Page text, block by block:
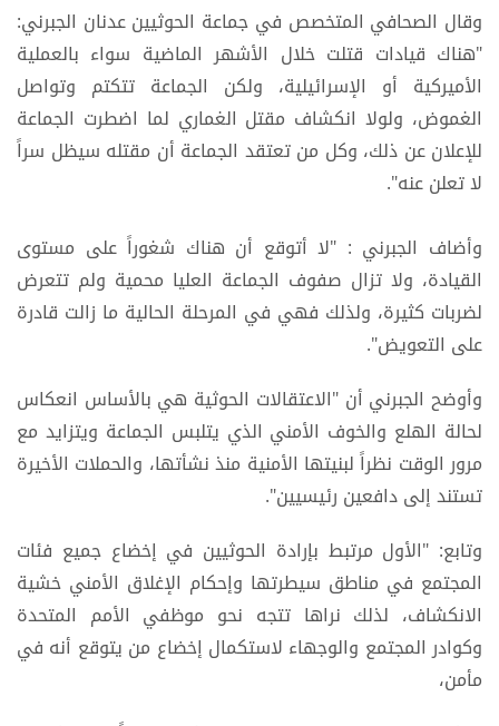
وقال الصحافي المتخصص في جماعة الحوثيين عدنان الجبرني:
"هناك قيادات قتلت خلال الأشهر الماضية سواء بالعملية
الأميركية أو الإسرائيلية، ولكن الجماعة تتكتم وتواصل
الغموض، ولولا انكشاف مقتل الغماري لما اضطرت الجماعة
للإعلان عن ذلك، وكل من تعتقد الجماعة أن مقتله سيظل سراً
لا تعلن عنه".
وأضاف الجبرني : "لا أتوقع أن هناك شغوراً على مستوى
القيادة، ولا تزال صفوف الجماعة العليا محمية ولم تتعرض
لضربات كثيرة، ولذلك فهي في المرحلة الحالية ما زالت قادرة
على التعويض".
وأوضح الجبرني أن "الاعتقالات الحوثية هي بالأساس انعكاس
لحالة الهلع والخوف الأمني الذي يتلبس الجماعة ويتزايد مع
مرور الوقت نظراً لبنيتها الأمنية منذ نشأتها، والحملات الأخيرة
تستند إلى دافعين رئيسيين".
وتابع: "الأول مرتبط بإرادة الحوثيين في إخضاع جميع فئات
المجتمع في مناطق سيطرتها وإحكام الإغلاق الأمني خشية
الانكشاف، لذلك نراها تتجه نحو موظفي الأمم المتحدة
وكوادر المجتمع والوجهاء لاستكمال إخضاع من يتوقع أنه في
مأمن،